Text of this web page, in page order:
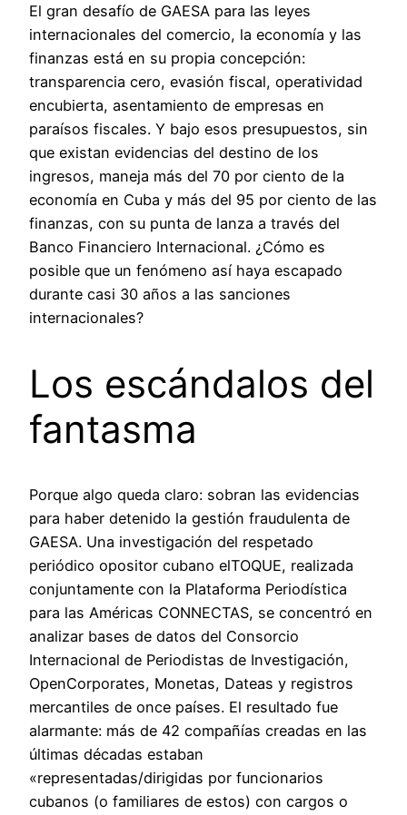
El gran desafío de GAESA para las leyes
internacionales del comercio, la economía y las
finanzas está en su propia concepción:
transparencia cero, evasión fiscal, operatividad
encubierta, asentamiento de empresas en
paraísos fiscales. Y bajo esos presupuestos, sin
que existan evidencias del destino de los
ingresos, maneja más del 70 por ciento de la
economía en Cuba y más del 95 por ciento de las
finanzas, con su punta de lanza a través del
Banco Financiero Internacional. ¿Cómo es
posible que un fenómeno así haya escapado
durante casi 30 años a las sanciones
internacionales?
Los escándalos del
fantasma
Porque algo queda claro: sobran las evidencias
para haber detenido la gestión fraudulenta de
GAESA. Una investigación del respetado
periódico opositor cubano elTOQUE, realizada
conjuntamente con la Plataforma Periodística
para las Américas CONNECTAS, se concentró en
analizar bases de datos del Consorcio
Internacional de Periodistas de Investigación,
OpenCorporates, Monetas, Dateas y registros
mercantiles de once países. El resultado fue
alarmante: más de 42 compañías creadas en las
últimas décadas estaban
«representadas/dirigidas por funcionarios
cubanos (o familiares de estos) con cargos o